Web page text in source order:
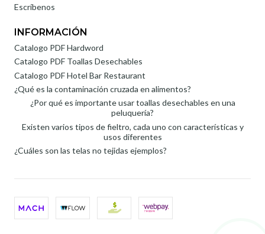
Escríbenos
INFORMACIÓN
Catalogo PDF Hardword
Catalogo PDF Toallas Desechables
Catalogo PDF Hotel Bar Restaurant
¿Qué es la contaminación cruzada en alimentos?
¿Por qué es importante usar toallas desechables en una
peluquería?
Existen varios tipos de fieltro, cada uno con características y
usos diferentes
¿Cuáles son las telas no tejidas ejemplos?